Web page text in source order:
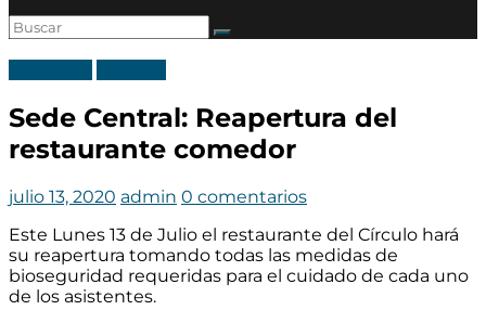
Sede Central: Reapertura del
restaurante comedor
julio 13, 2020 admin 0 comentarios
Este Lunes 13 de Julio el restaurante del Círculo hará
su reapertura tomando todas las medidas de
bioseguridad requeridas para el cuidado de cada uno
de los asistentes.